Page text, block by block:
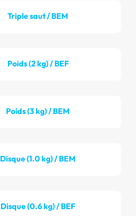
Triple saut / BEM
Poids (2 kg) / BEF
Poids (3 kg) / BEM
Disque (1.0 kg) / BEM
Disque (0.6 kg) / BEF